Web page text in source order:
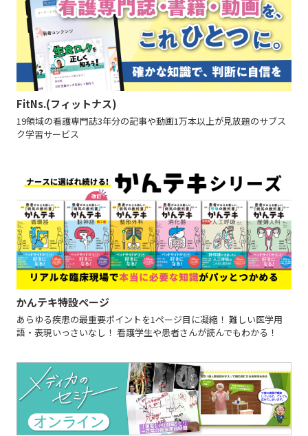
FitNs.(フィットナス)
19領域の看護専門誌3年分の記事や動画1万本以上が見放題のサブス
ク学習サービス
かんテキ特設ページ
あらゆる疾患の最重要ポイントを1ページ目に凝縮！ 難しい医学用
語・表現いっさいなし！ 看護学生や患者さんが読んでもわかる！